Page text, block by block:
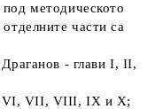
методическото
части са
- глави I, II,
VI, VII, VIII, IX и Х;